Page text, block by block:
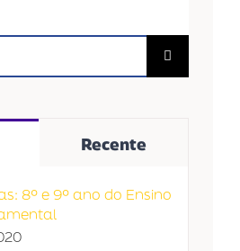
Recente
8º e 9º ano do Ensino